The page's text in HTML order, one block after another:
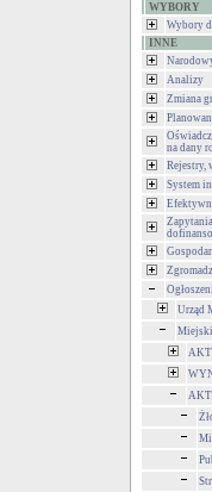
WYBORY
Wybory
INNE
Analizy
Zmiana
na dany
Rejestry,
System
Urząd